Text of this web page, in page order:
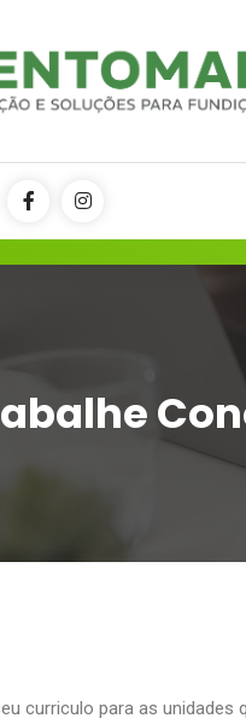
curriculo para as unidades